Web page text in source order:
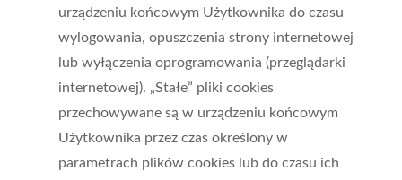
urządzeniu końcowym Użytkownika do czasu
wylogowania, opuszczenia strony internetowej
lub wyłączenia oprogramowania (przeglądarki
internetowej). „Stałe” pliki cookies
przechowywane są w urządzeniu końcowym
Użytkownika przez czas określony w
parametrach plików cookies lub do czasu ich